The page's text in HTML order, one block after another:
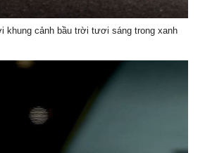
khung cảnh bầu trời tươi sáng trong xanh